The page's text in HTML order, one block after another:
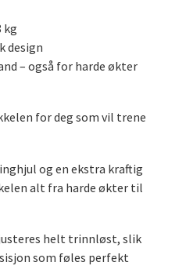
kg
design
– også for harde økter
for deg som vil trene
og en ekstra kraftig
alt fra harde økter til
helt trinnløst, slik
som føles perfekt